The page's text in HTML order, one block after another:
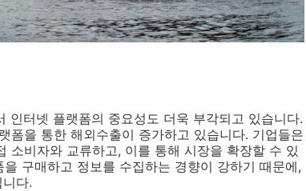
인터넷 플랫폼의 중요성도 더욱 부각되고 있습니다.
을 통한 해외수출이 증가하고 있습니다. 기업들은
소비자와 교류하고, 이를 통해 시장을 확장할 수 있
구매하고 정보를 수집하는 경향이 강하기 때문에,
다.